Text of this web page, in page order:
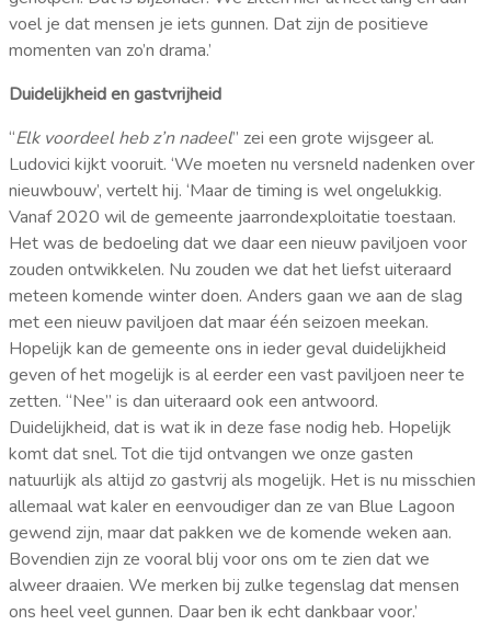
voel je dat mensen je iets gunnen. Dat zijn de positieve
momenten van zo’n drama.’
Duidelijkheid en gastvrijheid
“Elk voordeel heb z’n nadeel” zei een grote wijsgeer al.
Ludovici kijkt vooruit. ‘We moeten nu versneld nadenken over
nieuwbouw’, vertelt hij. ‘Maar de timing is wel ongelukkig.
Vanaf 2020 wil de gemeente jaarrondexploitatie toestaan.
Het was de bedoeling dat we daar een nieuw paviljoen voor
zouden ontwikkelen. Nu zouden we dat het liefst uiteraard
meteen komende winter doen. Anders gaan we aan de slag
met een nieuw paviljoen dat maar één seizoen meekan.
Hopelijk kan de gemeente ons in ieder geval duidelijkheid
geven of het mogelijk is al eerder een vast paviljoen neer te
zetten. “Nee” is dan uiteraard ook een antwoord.
Duidelijkheid, dat is wat ik in deze fase nodig heb. Hopelijk
komt dat snel. Tot die tijd ontvangen we onze gasten
natuurlijk als altijd zo gastvrij als mogelijk. Het is nu misschien
allemaal wat kaler en eenvoudiger dan ze van Blue Lagoon
gewend zijn, maar dat pakken we de komende weken aan.
Bovendien zijn ze vooral blij voor ons om te zien dat we
alweer draaien. We merken bij zulke tegenslag dat mensen
ons heel veel gunnen. Daar ben ik echt dankbaar voor.’